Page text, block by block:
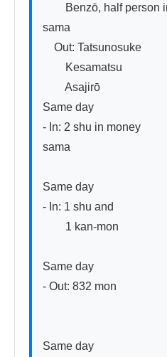
Benzō, half person
sama
Out: Tatsunosuke　　
Kesamatsu
Asajirō
Same day
- In: 2 shu in money　
sama
Same day
- In: 1 shu and　　　　
1 kan-mon
Same day
- Out: 832 mon　　　　
20
Same day